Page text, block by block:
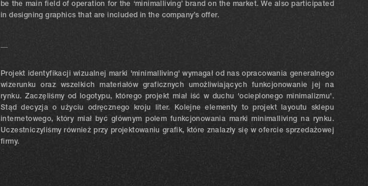
be the main field of operation for the ‘minimalliving’ brand on the market. We also participated
in designing graphics that are included in the company’s offer.
Projekt identyfikacji wizualnej marki 'minimalliving' wymagał od nas opracowania generalnego
wizerunku oraz wszelkich materiałów graficznych umożliwiających funkcjonowanie jej na
rynku. Zaczęliśmy od logotypu, którego projekt miał iść w duchu 'ocieplonego minimalizmu'.
Stąd decyzja o użyciu odręcznego kroju liter. Kolejne elementy to projekt layoutu sklepu
internetowego, który miał być głównym polem funkcjonowania marki minimalliving na rynku.
Uczestniczyliśmy również przy projektowaniu grafik, które znalazły się w ofercie sprzedażowej
firmy.